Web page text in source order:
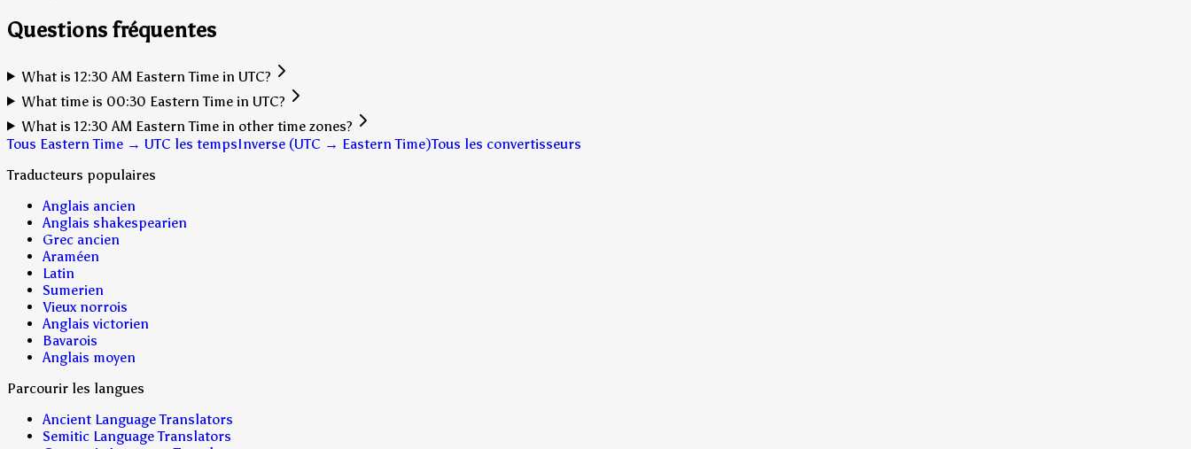
Questions fréquentes
What is 12:30 AM Eastern Time in UTC?
What time is 00:30 Eastern Time in UTC?
What is 12:30 AM Eastern Time in other time zones?
Tous Eastern Time → UTC les tempsInverse (UTC → Eastern Time)Tous les convertisseurs
Traducteurs populaires
Anglais ancien
Anglais shakespearien
Grec ancien
Araméen
Latin
Sumerien
Vieux norrois
Anglais victorien
Bavarois
Anglais moyen
Parcourir les langues
Ancient Language Translators
Semitic Language Translators